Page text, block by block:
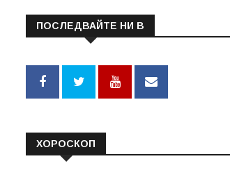
ПОСЛЕДВАЙТЕ НИ В
ХОРОСКОП